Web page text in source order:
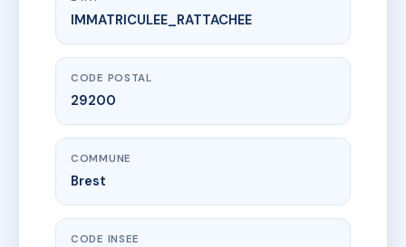
www.vme.plus/AC6537823
23 RUE DES REMPARTS
23 r du rempart
IMMATRICULEE_RATTACHEE
CODE POSTAL
29200
COMMUNE
Brest
CODE INSEE